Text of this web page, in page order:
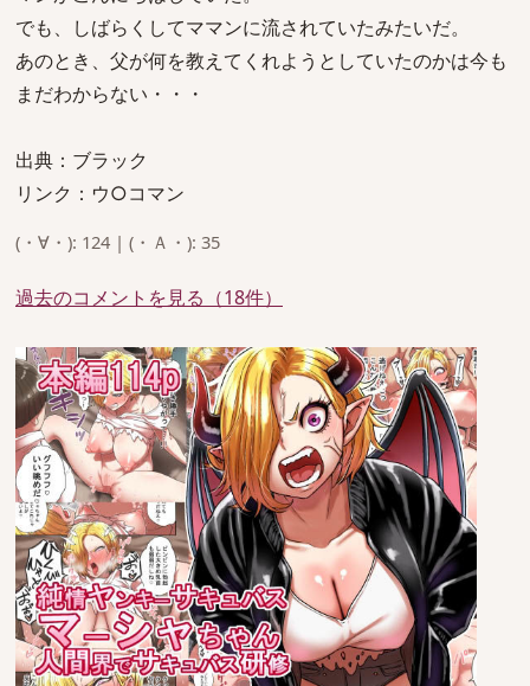
でも、しばらくしてママンに流されていたみたいだ。
あのとき、父が何を教えてくれようとしていたのかは今も
まだわからない・・・
出典：ブラック
リンク：ウ○コマン
(・∀・): 124 | (・Ａ・): 35
過去のコメントを見る（18件）